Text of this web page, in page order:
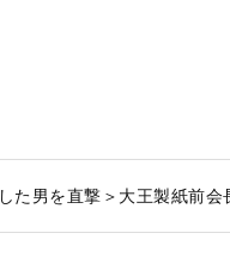
た男を直撃＞大王製紙前